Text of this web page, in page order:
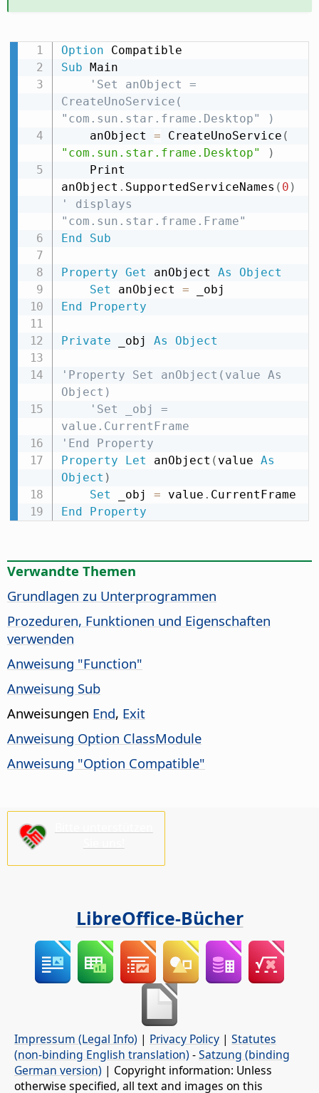
Option
Sub Main
'Set anObject =
CreateUnoService(
"com.sun.star.frame.Desktop" )
    anObject
= CreateUnoService (
"com.sun.star.frame.Desktop"
)
anObject . SupportedServiceNames ( 0 )
' displays
"com.sun.star.frame.Frame"
End
Sub
Property Get anObject As
Object
Set anObject =
End
Property
Private _obj As Object
'Property Set anObject(value As
Object)
'Set _obj =
value.CurrentFrame
'End Property
Property
Let anObject ( value As
Object )
Set _obj = value .
End
Property
Verwandte Themen
Grundlagen zu Unterprogrammen
Prozeduren, Funktionen und Eigenschaften
verwenden
Anweisung "Function"
Anweisung Sub
Anweisungen End, Exit
Anweisung Option ClassModule
Anweisung "Option Compatible"
LibreOffice-Bücher
Impressum (Legal Info) | Privacy Policy | Statutes
(non-binding English translation) -Satzung (binding
German version) | Copyright information: Unless
otherwise specified, all text and images on this